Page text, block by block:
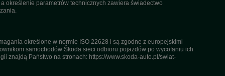
określenie parametrów technicznych zawiera świadectwo
określone w normie ISO 22628 i są zgodne z europejskimi
samochodów Škoda sieci odbioru pojazdów po wycofaniu ich
znajdą Państwo na stronach: https://www.skoda-auto.pl/swiat-